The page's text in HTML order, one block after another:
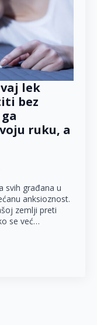
lek
bez
ruku, a
svih građana u
anksioznost.
zemlji preti
se već…